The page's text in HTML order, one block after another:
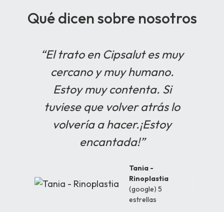
Qué dicen sobre nosotros
“El trato en Cipsalut es muy
cercano y muy humano.
Estoy muy contenta. Si
tuviese que volver atrás lo
volvería a hacer.¡Estoy
encantada!”
Tania -
Rinoplastia
(google) 5
estrellas